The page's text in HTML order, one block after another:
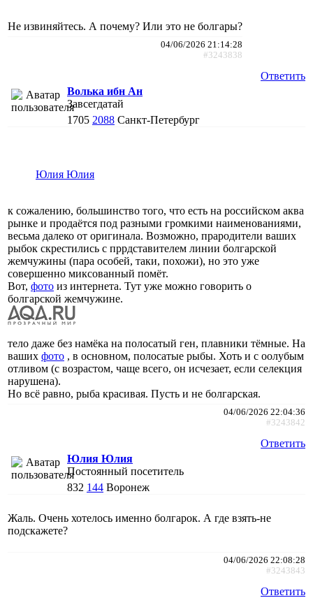
Не извиняйтесь. А почему? Или это не болгары?
04/06/2026 21:14:28
#3243838
Ответить
Волька ибн Ан
Завсегдатай
1705 2088 Санкт-Петербург
Юлия Юлия
к сожалению, большинство того, что есть на российском аква
рынке и продаётся под разными громкими наименованиями,
весьма далеко от оригинала. Возможно, прародители ваших
рыбок скрестились с пррдставителем линии болгарской
жемчужины (пара особей, таки, похожи), но это уже
совершенно миксованный помёт.
Вот, фото из интернета. Тут уже можно говорить о
болгарской жемчужине.
тело даже без намёка на полосатый ген, плавники тёмные. На
ваших фото , в основном, полосатые рыбы. Хоть и с оолубым
отливом (с возрастом, чаще всего, он исчезает, если селекция
нарушена).
Но всё равно, рыба красивая. Пусть и не болгарская.
04/06/2026 22:04:36
#3243842
Ответить
Юлия Юлия
Постоянный посетитель
832 144 Воронеж
Жаль. Очень хотелось именно болгарок. А где взять-не
подскажете?
04/06/2026 22:08:28
#3243843
Ответить